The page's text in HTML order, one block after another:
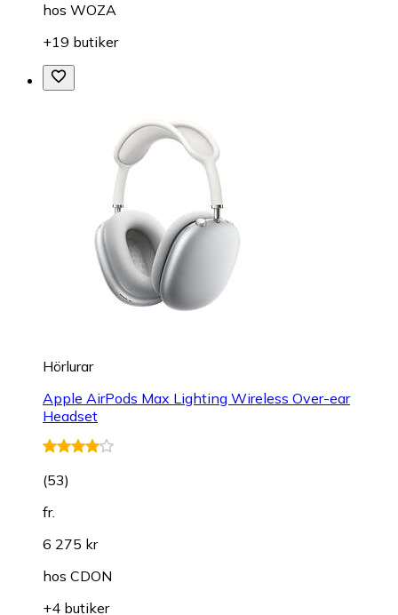
hos WOZA
+19 butiker
Hörlurar
Apple AirPods Max Lighting Wireless Over-ear
Headset
(53)
fr.
6 275 kr
hos CDON
+4 butiker